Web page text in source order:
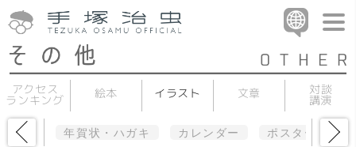
アクセス
ランキング 絵本 イラスト 文章 対談
講演
年賀状・ハガキ カレンダー ポスター